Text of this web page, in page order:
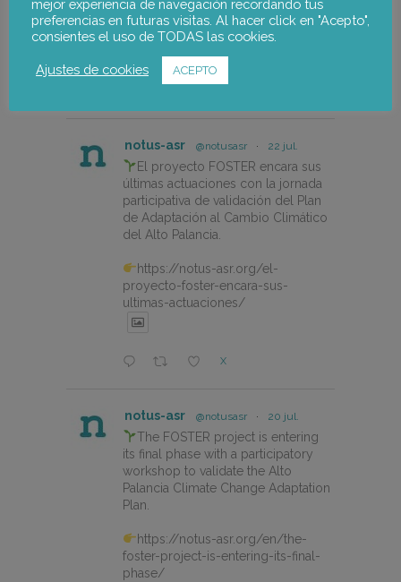
design-and-the-circular-economy-
in-fishing-gear/
notus-asr @notusasr · 22 jul.
El proyecto FOSTER encara sus
últimas actuaciones con la jornada
participativa de validación del Plan
de Adaptación al Cambio Climático
del Alto Palancia.
https://notus-asr.org/el-
proyecto-foster-encara-sus-
ultimas-actuaciones/
X
notus-asr @notusasr · 20 jul.
The FOSTER project is entering
its final phase with a participatory
workshop to validate the Alto
Palancia Climate Change Adaptation
Plan.
https://notus-asr.org/en/the-
foster-project-is-entering-its-final-
phase/
mejor experiencia de navegación recordando tus
preferencias en futuras visitas. Al hacer click en "Acepto",
consientes el uso de TODAS las cookies.
Ajustes de cookies ACEPTO